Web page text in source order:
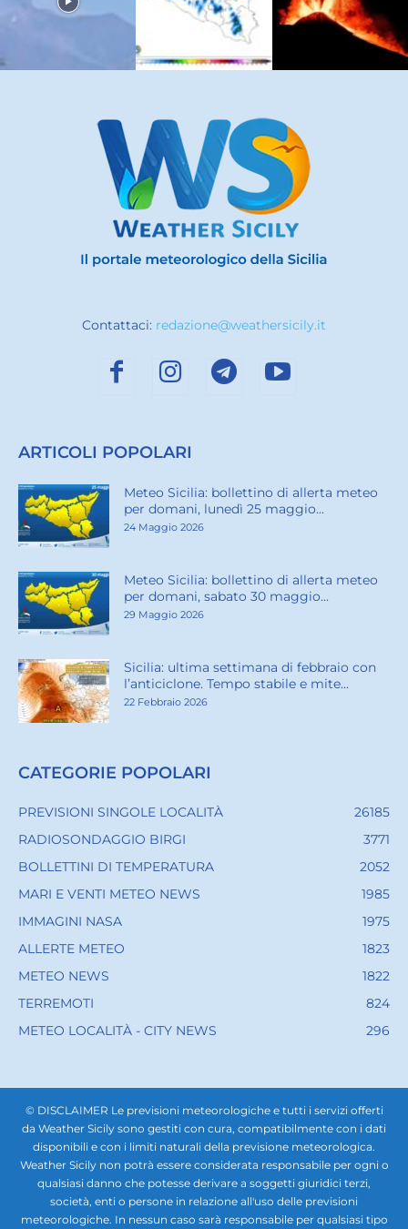
Contattaci: redazione@weathersicily.it
ARTICOLI POPOLARI
Meteo Sicilia: bollettino di allerta meteo
per domani, lunedì 25 maggio...
24 Maggio 2026
Meteo Sicilia: bollettino di allerta meteo
per domani, sabato 30 maggio...
29 Maggio 2026
Sicilia: ultima settimana di febbraio con
l’anticiclone. Tempo stabile e mite...
22 Febbraio 2026
CATEGORIE POPOLARI
PREVISIONI SINGOLE LOCALITÀ
26185
RADIOSONDAGGIO BIRGI
3771
BOLLETTINI DI TEMPERATURA
2052
MARI E VENTI METEO NEWS
1985
IMMAGINI NASA
1975
ALLERTE METEO
1823
METEO NEWS
1822
TERREMOTI
824
METEO LOCALITÀ - CITY NEWS
296
© DISCLAIMER Le previsioni meteorologiche e tutti i servizi offerti
da Weather Sicily sono gestiti con cura, compatibilmente con i dati
disponibili e con i limiti naturali della previsione meteorologica.
Weather Sicily non potrà essere considerata responsabile per ogni o
qualsiasi danno che potesse derivare a soggetti giuridici terzi,
società, enti o persone in relazione all'uso delle previsioni
meteorologiche. In nessun caso sarà responsabile per qualsiasi tipo